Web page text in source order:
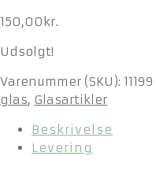
150,00 kr.
Udsolgt!
Varenummer (SKU): 11199
glas, Glasartikler
Beskrivelse
Levering